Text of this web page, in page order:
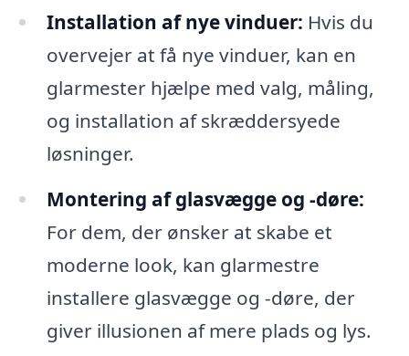
Installation af nye vinduer: Hvis du
overvejer at få nye vinduer, kan en
glarmester hjælpe med valg, måling,
og installation af skræddersyede
løsninger.
Montering af glasvægge og -døre:
For dem, der ønsker at skabe et
moderne look, kan glarmestre
installere glasvægge og -døre, der
giver illusionen af mere plads og lys.